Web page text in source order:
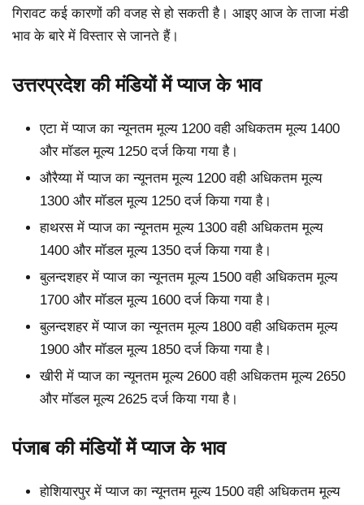
गिरावट कई कारणों की वजह से हो सकती है। आइए आज के ताजा मंडी
भाव के बारे में विस्तार से जानते हैं।
उत्तरप्रदेश की मंडियों में प्याज के भाव
एटा में प्याज का न्यूनतम मूल्य 1200 वही अधिकतम मूल्य 1400
और मॉडल मूल्य 1250 दर्ज किया गया है।
औरैय्या में प्याज का न्यूनतम मूल्य 1200 वही अधिकतम मूल्य
1300 और मॉडल मूल्य 1250 दर्ज किया गया है।
हाथरस में प्याज का न्यूनतम मूल्य 1300 वही अधिकतम मूल्य
1400 और मॉडल मूल्य 1350 दर्ज किया गया है।
बुलन्दशहर में प्याज का न्यूनतम मूल्य 1500 वही अधिकतम मूल्य
1700 और मॉडल मूल्य 1600 दर्ज किया गया है।
बुलन्दशहर में प्याज का न्यूनतम मूल्य 1800 वही अधिकतम मूल्य
1900 और मॉडल मूल्य 1850 दर्ज किया गया है।
खीरी में प्याज का न्यूनतम मूल्य 2600 वही अधिकतम मूल्य 2650
और मॉडल मूल्य 2625 दर्ज किया गया है।
पंजाब की मंडियों में प्याज के भाव
होशियारपुर में प्याज का न्यूनतम मूल्य 1500 वही अधिकतम मूल्य